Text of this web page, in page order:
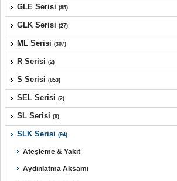
GLE Serisi (85)
GLK Serisi (27)
ML Serisi (307)
R Serisi (2)
S Serisi (853)
SEL Serisi (2)
SL Serisi (9)
SLK Serisi (94)
Ateşleme & Yakıt
Aydınlatma Aksamı